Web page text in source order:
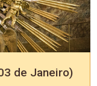
de Janeiro)